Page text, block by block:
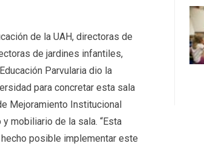
de la UAH, directoras de
de jardines infantiles,
Parvularia dio la
para concretar esta sala
Mejoramiento Institucional
mobiliario de la sala. “Esta
posible implementar este